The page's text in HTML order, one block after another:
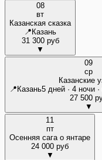
08
вт
Казанская сказка
📍Казань
31 300 руб
▼
09
ср
Казанские
📍Казань5 дней · 4 ночи
27 500
▼
11
пт
Осенняя сага о янтаре
24 000 руб
▼